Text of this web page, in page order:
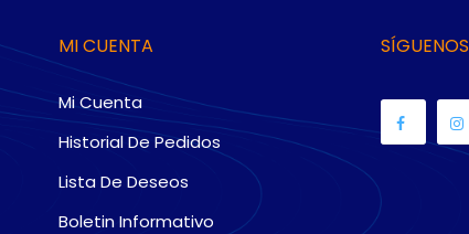
MI CUENTA
Mi Cuenta
Historial De Pedidos
Lista De Deseos
Boletin Informativo
SÍGUENOS